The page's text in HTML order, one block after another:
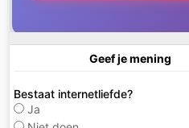
Geef je mening
Bestaat internetliefde?
Ja